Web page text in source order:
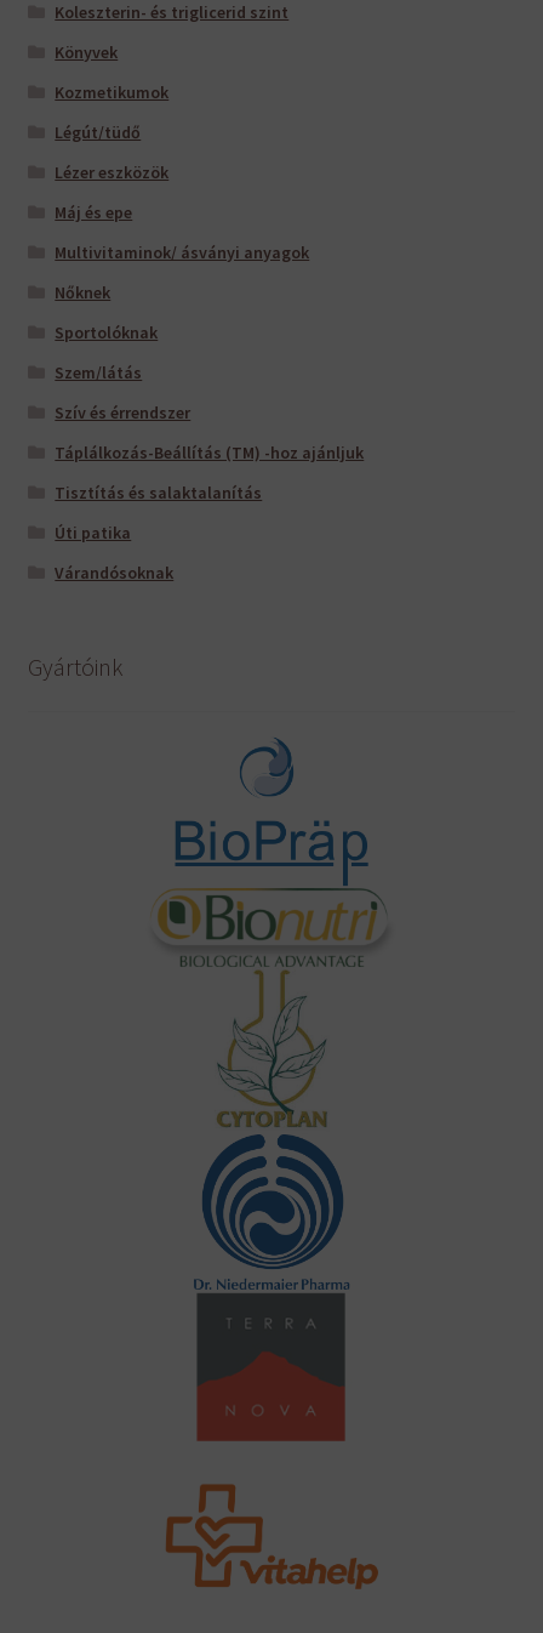
Koleszterin- és triglicerid szint
Könyvek
Kozmetikumok
Légút/tüdő
Lézer eszközök
Máj és epe
Multivitaminok/ ásványi anyagok
Nőknek
Sportolóknak
Szem/látás
Szív és érrendszer
Táplálkozás-Beállítás (TM) -hoz ajánljuk
Tisztítás és salaktalanítás
Úti patika
Várandósoknak
Gyártóink